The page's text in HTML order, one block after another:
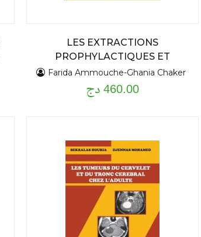
LES EXTRACTIONS
PROPHYLACTIQUES ET
THERAPEUTIQUES EN
ORTHOPEDIE DENTO-
FACIALE
Farida Ammouche-Ghania Chaker
460.00 دج